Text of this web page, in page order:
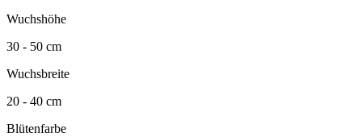
Wuchshöhe
30 - 50 cm
Wuchsbreite
20 - 40 cm
Blütenfarbe